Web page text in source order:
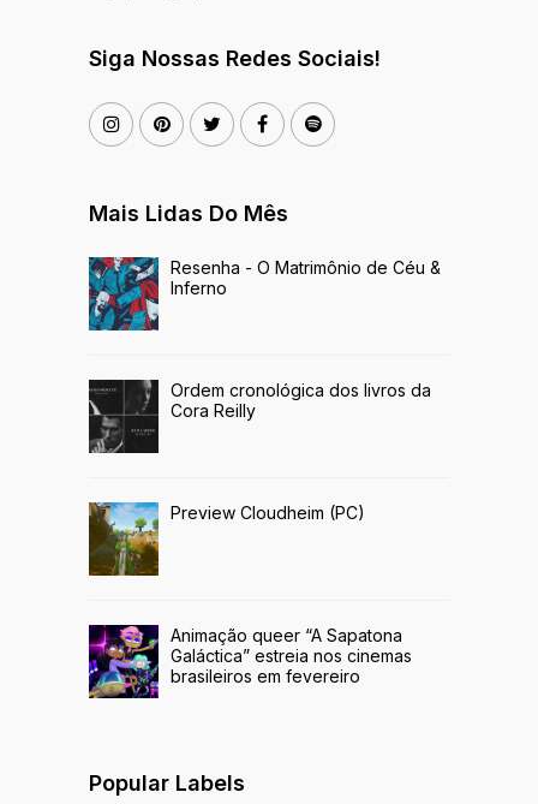
Siga Nossas Redes Sociais!
Mais Lidas Do Mês
Resenha - O Matrimônio de Céu &
Inferno
Ordem cronológica dos livros da
Cora Reilly
Preview Cloudheim (PC)
Animação queer “A Sapatona
Galáctica” estreia nos cinemas
brasileiros em fevereiro
Popular Labels